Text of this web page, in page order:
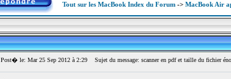
Tout sur les MacBook Index du Forum-> MacBook Air
Post� le: Mar 25 Sep 2012 à 2:29 Sujet du message: scanner en pdf et taille du fichier